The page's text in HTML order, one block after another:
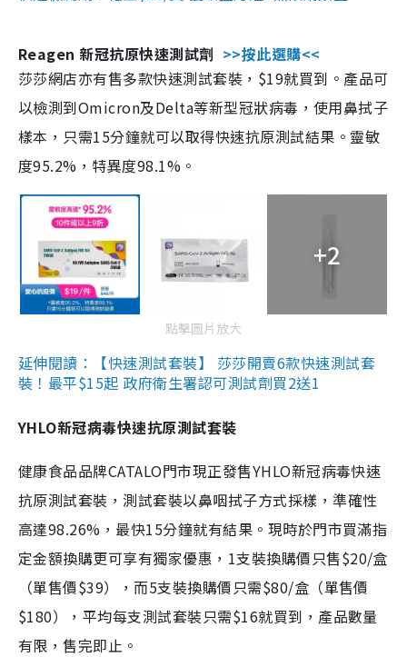
Reagen 新冠抗原快速測試劑 >>按此選購<<
莎莎網店亦有售多款快速測試套裝，$19就買到。產品可
以檢測到Omicron及Delta等新型冠狀病毒，使用鼻拭子
樣本，只需15分鐘就可以取得快速抗原測試結果。靈敏
度95.2%，特異度98.1%。
+2
點擊圖片放大
延伸閱讀：【快速測試套裝】 莎莎開賣6款快速測試套
裝！最平$15起 政府衛生署認可測試劑買2送1
YHLO新冠病毒快速抗原測試套裝
健康食品品牌CATALO門市現正發售YHLO新冠病毒快速
抗原測試套裝，測試套裝以鼻咽拭子方式採樣，準確性
高達98.26%，最快15分鐘就有結果。現時於門市買滿指
定金額換購更可享有獨家優惠，1支裝換購價只售$20/盒
（單售價$39），而5支裝換購價只需$80/盒（單售價
$180），平均每支測試套裝只需$16就買到，產品數量
有限，售完即止。